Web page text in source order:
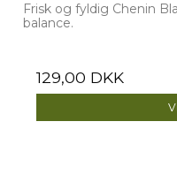
Frisk og fyldig Chenin
balance.
129,00 DKK